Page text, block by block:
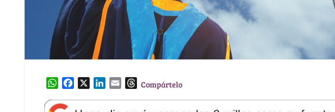
W
a
TCompártelo